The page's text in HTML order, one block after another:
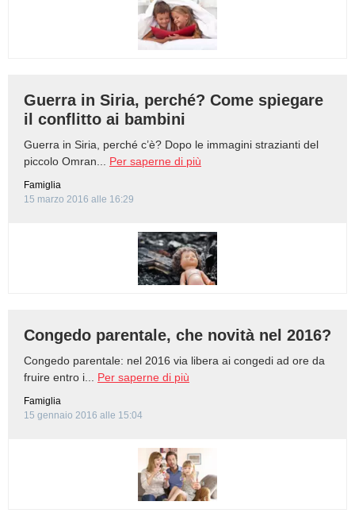
Guerra in Siria, perché? Come spiegare
il conflitto ai bambini
Guerra in Siria, perché c’è? Dopo le immagini strazianti del
piccolo Omran... Per saperne di più
Famiglia
15 marzo 2016 alle 16:29
Congedo parentale, che novità nel 2016?
Congedo parentale: nel 2016 via libera ai congedi ad ore da
fruire entro i... Per saperne di più
Famiglia
15 gennaio 2016 alle 15:04